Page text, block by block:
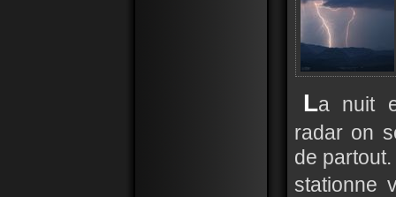
La nuit
radar on
de
stationne